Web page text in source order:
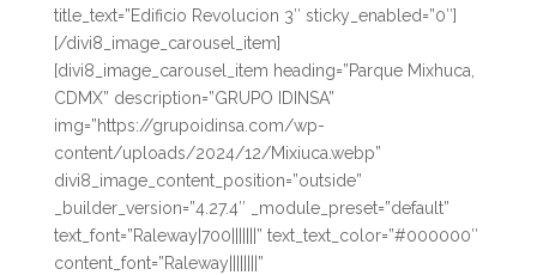
title_text=”Edificio Revolucion 3″ sticky_enabled=”0″]
[/divi8_image_carousel_item]
[divi8_image_carousel_item heading=”Parque Mixhuca,
CDMX” description=”GRUPO IDINSA”
img=”https://grupoidinsa.com/wp-
content/uploads/2024/12/Mixiuca.webp”
divi8_image_content_position=”outside”
_builder_version=”4.27.4″ _module_preset=”default”
text_font=”Raleway|700|||||||” text_text_color=”#000000″
content_font=”Raleway||||||||”